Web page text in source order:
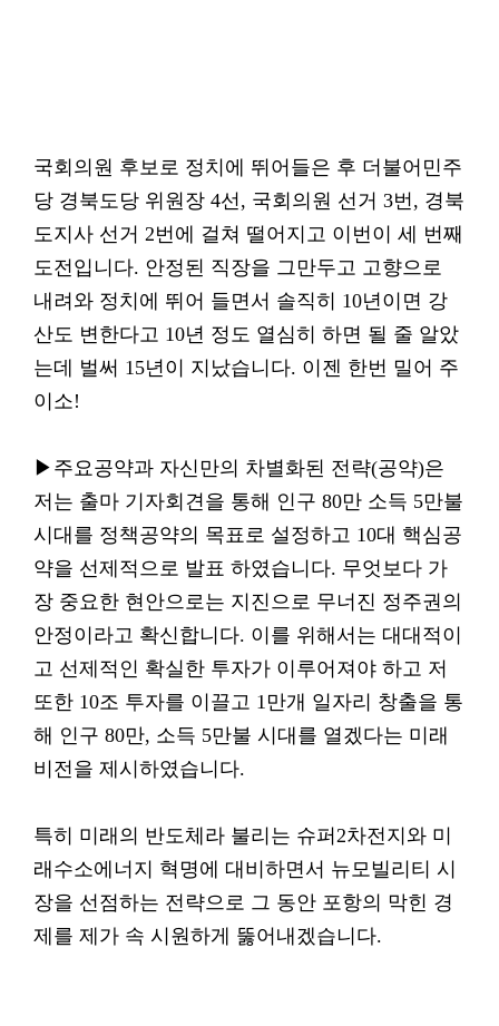
국회의원 후보로 정치에 뛰어들은 후 더불어민주
당 경북도당 위원장 4선, 국회의원 선거 3번, 경북
도지사 선거 2번에 걸쳐 떨어지고 이번이 세 번째
도전입니다. 안정된 직장을 그만두고 고향으로
내려와 정치에 뛰어 들면서 솔직히 10년이면 강
산도 변한다고 10년 정도 열심히 하면 될 줄 알았
는데 벌써 15년이 지났습니다. 이젠 한번 밀어 주
이소!
▶주요공약과 자신만의 차별화된 전략(공약)은
저는 출마 기자회견을 통해 인구 80만 소득 5만불
시대를 정책공약의 목표로 설정하고 10대 핵심공
약을 선제적으로 발표 하였습니다. 무엇보다 가
장 중요한 현안으로는 지진으로 무너진 정주권의
안정이라고 확신합니다. 이를 위해서는 대대적이
고 선제적인 확실한 투자가 이루어져야 하고 저
또한 10조 투자를 이끌고 1만개 일자리 창출을 통
해 인구 80만, 소득 5만불 시대를 열겠다는 미래
비전을 제시하였습니다.
특히 미래의 반도체라 불리는 슈퍼2차전지와 미
래수소에너지 혁명에 대비하면서 뉴모빌리티 시
장을 선점하는 전략으로 그 동안 포항의 막힌 경
제를 제가 속 시원하게 뚫어내겠습니다.